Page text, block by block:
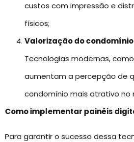
custos com impressão e
físicos;
Valorização do condomínio
Tecnologias modernas,
aumentam a percepção de
condomínio mais atrativo no
Como implementar painéis
Para garantir o sucesso dessa